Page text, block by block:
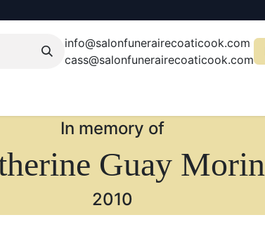
info@salonfunerairecoaticook.com
cass@salonfunerairecoaticook.com
In memory of
Guay Morin
2010